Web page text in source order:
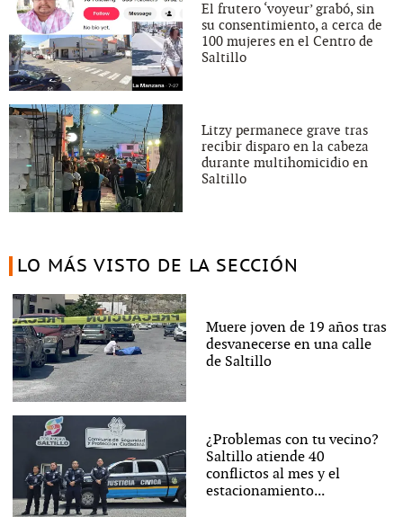
El frutero ‘voyeur’ grabó, sin
su consentimiento, a cerca de
100 mujeres en el Centro de
Saltillo
Litzy permanece grave tras
recibir disparo en la cabeza
durante multihomicidio en
Saltillo
LO MÁS VISTO DE LA SECCIÓN
Muere joven de 19 años tras
desvanecerse en una calle
de Saltillo
¿Problemas con tu vecino?
Saltillo atiende 40
conflictos al mes y el
estacionamiento...